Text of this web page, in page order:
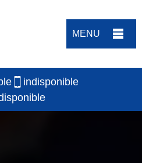
MENU
indisponible